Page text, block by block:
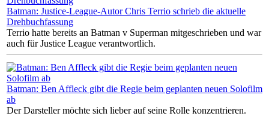
Batman: Justice-League-Autor Chris Terrio schrieb die aktuelle
Drehbuchfassung
Terrio hatte bereits an Batman v Superman mitgeschrieben und war
auch für Justice League verantwortlich.
Batman: Ben Affleck gibt die Regie beim geplanten neuen Solofilm
ab
Der Darsteller möchte sich lieber auf seine Rolle konzentrieren.